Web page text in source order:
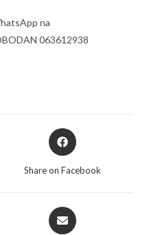
na
063612938
Opens
in
Share on Facebook
Opens
in